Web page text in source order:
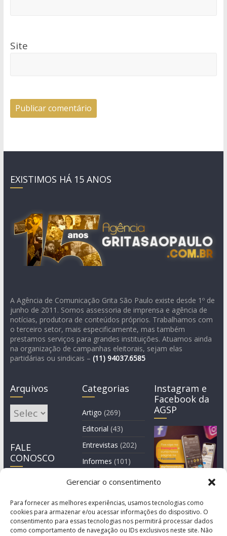
Gerenciar o consentimento
Para fornecer as melhores experiências, usamos tecnologias como
cookies para armazenar e/ou acessar informações do dispositivo. O
consentimento para essas tecnologias nos permitirá processar dados
como comportamento de navegação ou IDs exclusivos neste site. Não
Site
EXISTIMOS HÁ 15 ANOS
A Agência de Comunicação Grita São Paulo existe desde 1º de
junho de 2011. Somos assessoria de imprensa e agência de
notícias, produtora de conteúdos próprios. Trabalhamos com
o terceiro setor, mais especificamente, mas também
prestamos serviços para grandes instituições. Atuamos ainda
na organização de campanhas eleitorais, sejam elas
partidárias ou sindicais – (11) 94037.6585
Arquivos
Arquivos
FALE
CONOSCO
Categorias
Artigo (269)
Editorial (43)
Entrevistas (202)
Informes (101)
Manchete
Instagram e
Facebook da
AGSP